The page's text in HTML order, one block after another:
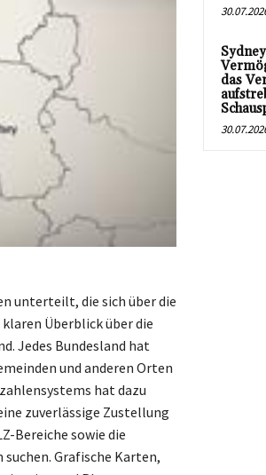
unterteilt, die sich über die
Überblick über die
Jedes Bundesland hat
und anderen Orten
hat dazu
zuverlässige Zustellung
Bereiche sowie die
Grafische Karten,
das